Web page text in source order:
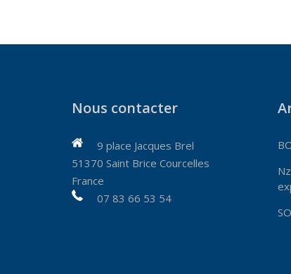
Nous contacter
9 place Jacques Brel
51370 Saint Brice Courcelles
France
07 83 66 53 54